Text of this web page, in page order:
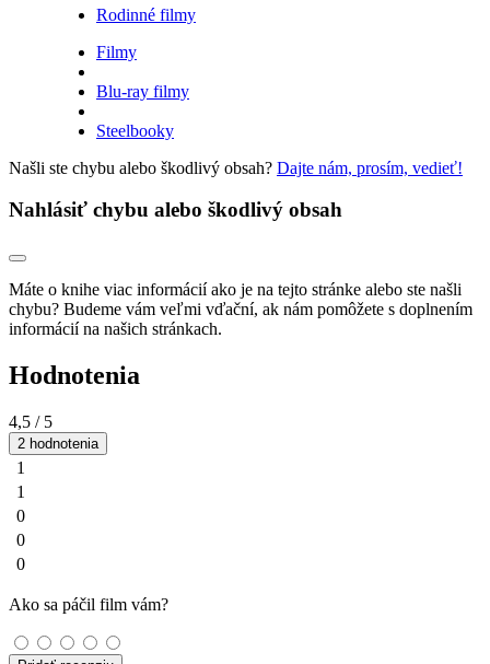
Rodinné filmy
Filmy
Blu-ray filmy
Steelbooky
Našli ste chybu alebo škodlivý obsah? Dajte nám, prosím, vedieť!
Nahlásiť chybu alebo škodlivý obsah
Máte o knihe viac informácií ako je na tejto stránke alebo ste našli
chybu? Budeme vám veľmi vďační, ak nám pomôžete s doplnením
informácií na našich stránkach.
Hodnotenia
4,5 / 5
2 hodnotenia
1
1
0
0
0
Ako sa páčil film vám?